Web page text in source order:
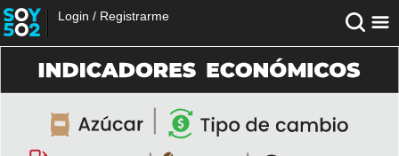
Login / Registrarme